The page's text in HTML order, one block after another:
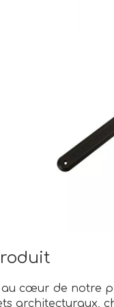
au cœur de notre
architecturaux,